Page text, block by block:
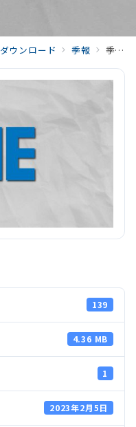
ダウンロード 季報 季報エネルギー総合工学Vol.45 No.2(2022)03_hirayama_202207_vol45_no2.pdf
139
4.36 MB
1
2023年2月5日